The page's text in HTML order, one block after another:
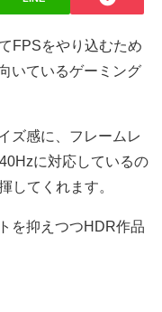
FPSをやり込むため
いているゲーミング
ズ感に、フレームレ
に対応しているの
してくれます。
を抑えつつHDR作品